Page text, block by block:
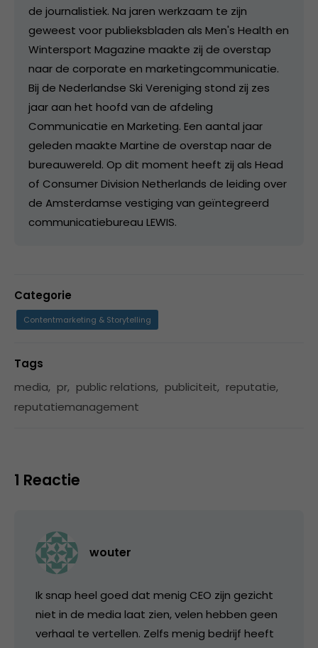
de journalistiek. Na jaren werkzaam te zijn
geweest voor publieksbladen als Men's Health en
Wintersport Magazine maakte zij de overstap
naar de corporate en marketingcommunicatie.
Bij de Nederlandse Ski Vereniging stond zij zes
jaar aan het hoofd van de afdeling
Communicatie en Marketing. Een aantal jaar
geleden maakte Martine de overstap naar de
bureauwereld. Op dit moment heeft zij als Head
of Consumer Division Netherlands de leiding over
de Amsterdamse vestiging van geïntegreerd
communicatiebureau LEWIS.
Categorie
Contentmarketing & Storytelling
Tags
media, pr, public relations, publiciteit, reputatie,
reputatiemanagement
1 Reactie
wouter
Ik snap heel goed dat menig CEO zijn gezicht
niet in de media laat zien, velen hebben geen
verhaal te vertellen. Zelfs menig bedrijf heeft